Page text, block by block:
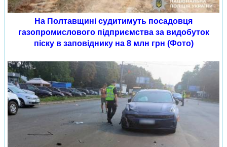
На Полтавщині судитимуть посадовця
газопромислового підприємства за видобуток
піску в заповіднику на 8 млн грн (Фото)